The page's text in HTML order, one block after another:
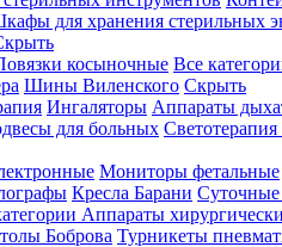
для хранения стерильных
косыночные Все
Шины Виленского Скрыть
Ингаляторы Аппараты
для больных
Мониторы фетальные
Кресла Барани
Аппараты
Боброва Турникеты